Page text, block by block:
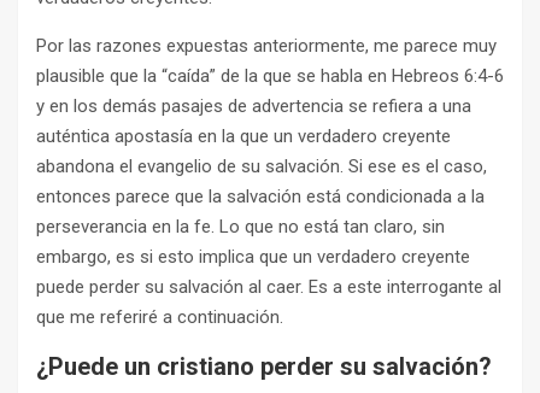
Por las razones expuestas anteriormente, me parece muy
plausible que la “caída” de la que se habla en Hebreos 6:4-6
y en los demás pasajes de advertencia se refiera a una
auténtica apostasía en la que un verdadero creyente
abandona el evangelio de su salvación. Si ese es el caso,
entonces parece que la salvación está condicionada a la
perseverancia en la fe. Lo que no está tan claro, sin
embargo, es si esto implica que un verdadero creyente
puede perder su salvación al caer. Es a este interrogante al
que me referiré a continuación.
¿Puede un cristiano perder su salvación?